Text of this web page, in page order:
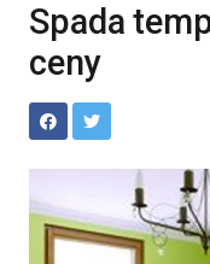
Spada
ceny